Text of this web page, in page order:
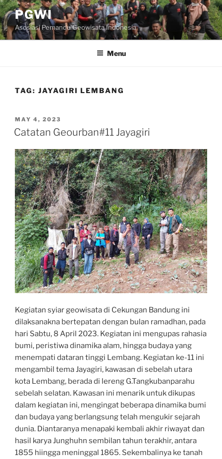
Skip
to
content
PGWI
Asosiasi Pemandu Geowisata Indonesia
Menu
TAG: JAYAGIRI LEMBANG
POSTED
ON
MAY 4, 2023
Catatan Geourban#11 Jayagiri
Kegiatan syiar geowisata di Cekungan Bandung ini
dilaksanakna bertepatan dengan bulan ramadhan, pada
hari Sabtu, 8 April 2023. Kegiatan ini mengupas rahasia
bumi, peristiwa dinamika alam, hingga budaya yang
menempati dataran tinggi Lembang. Kegiatan ke-11 ini
mengambil tema Jayagiri, kawasan di sebelah utara
kota Lembang, berada di lereng G.Tangkubanparahu
sebelah selatan. Kawasan ini menarik untuk dikupas
dalam kegiatan ini, mengingat beberapa dinamika bumi
dan budaya yang berlangsung telah mengukir sejarah
dunia. Diantaranya menapaki kembali akhir riwayat dan
hasil karya Junghuhn sembilan tahun terakhir, antara
1855 hiingga meninggal 1865. Sekembalinya ke tanah